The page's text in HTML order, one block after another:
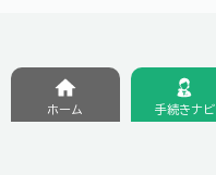
ホーム 手続きナビ